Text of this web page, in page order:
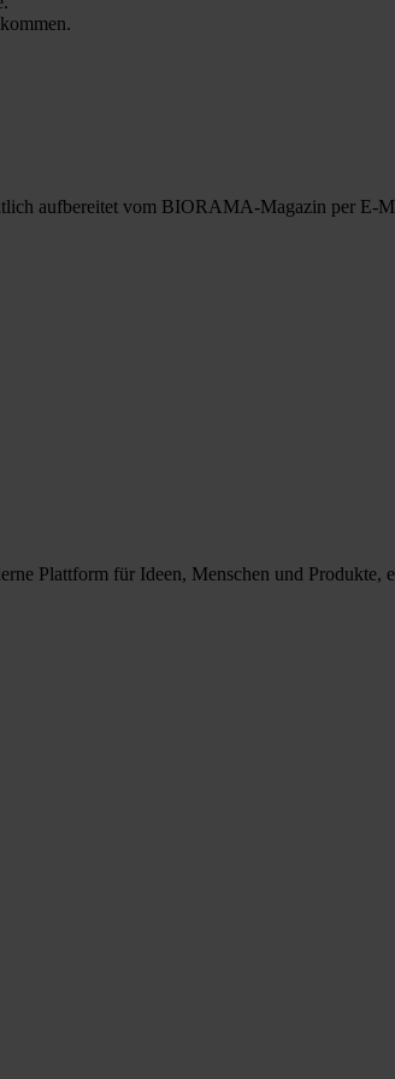
aufbereitet vom BIORAMA-Magazin per E-
Plattform für Ideen, Menschen und